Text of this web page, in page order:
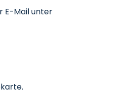
E-Mail unter